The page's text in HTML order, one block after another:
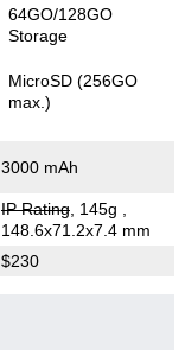
64GO/128GO
Storage
MicroSD (256GO
max.)
3000 mAh
IP Rating, 145g
148.6x71.2x7.4 mm
$230